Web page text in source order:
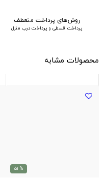
روش‌های پرداخت منعطف
پرداخت قسطی و پرداخت درب منزل
محصولات مشابه
% 51